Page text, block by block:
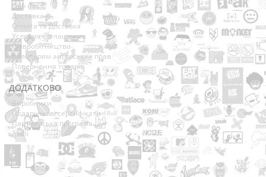
Про нас
Доставка
Оплата та Доставка
Условия соглашения
Співробітництво
Володарям авторських прав
Повернення товарів
ДОДАТКОВО
Виробники
Подарункові сертифікати
Партнерська програма
Акції